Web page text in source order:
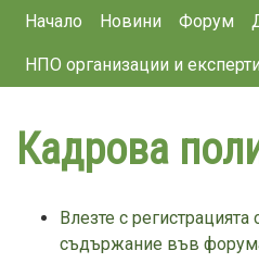
Main navigation
Начало Новини Форум
НПО организации и експерти
Кадрова
Влезте с
съдържание във